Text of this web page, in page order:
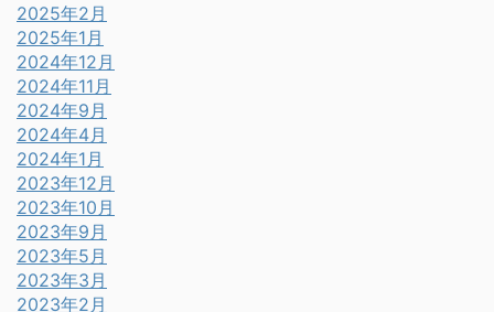
2025年2月
2025年1月
2024年12月
2024年11月
2024年9月
2024年4月
2024年1月
2023年12月
2023年10月
2023年9月
2023年5月
2023年3月
2023年2月